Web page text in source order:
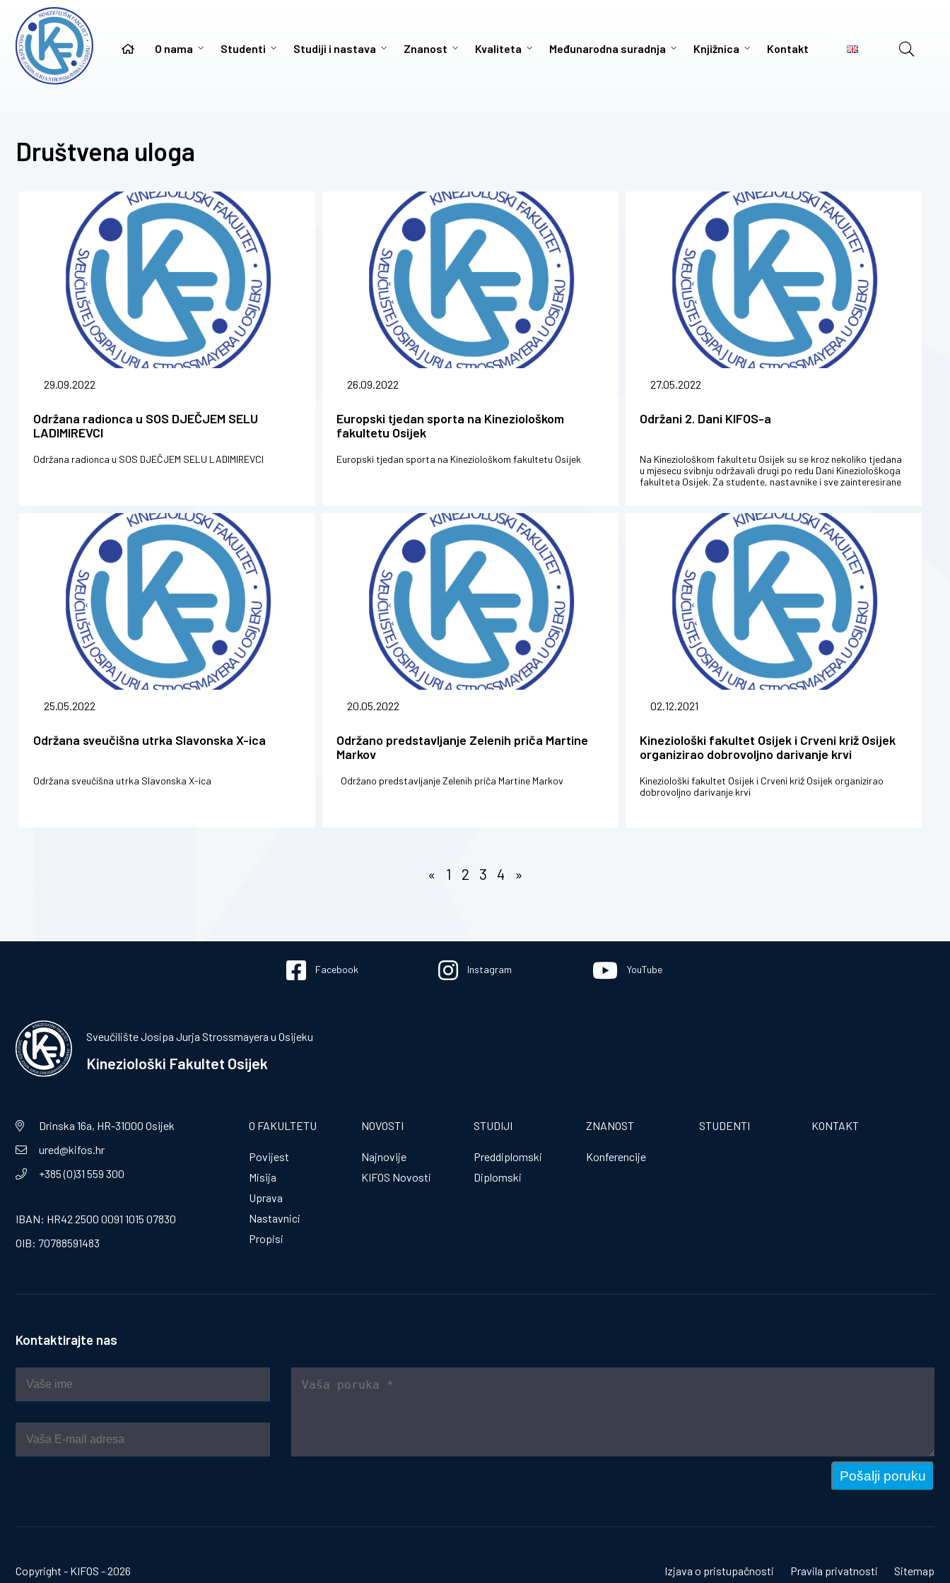
O nama Studenti Studiji i nastava Znanost Kvaliteta Međunarodna suradnja Knjižnica Kontakt
Društvena uloga
29.09.2022
Održana radionca u SOS DJEČJEM SELU
LADIMIREVCI
Održana radionca u SOS DJEČJEM SELU LADIMIREVCI
26.09.2022
Europski tjedan sporta na Kineziološkom
fakultetu Osijek
Europski tjedan sporta na Kineziološkom fakultetu Osijek
27.05.2022
Održani 2. Dani KIFOS-a
Na Kineziološkom fakultetu Osijek su se kroz nekoliko tjedana
u mjesecu svibnju održavali drugi po redu Dani Kineziološkoga
fakulteta Osijek. Za studente, nastavnike i sve zainteresirane
25.05.2022
Održana sveučišna utrka Slavonska X-ica
Održana sveučišna utrka Slavonska X-ica
20.05.2022
Održano predstavljanje Zelenih priča Martine
Markov
Održano predstavljanje Zelenih priča Martine Markov
02.12.2021
Kineziološki fakultet Osijek i Crveni križ Osijek
organizirao dobrovoljno darivanje krvi
Kineziološki fakultet Osijek i Crveni križ Osijek organizirao
dobrovoljno darivanje krvi
« 1 2 3 4 »
Facebook Instagram YouTube
Sveučilište Josipa Jurja Strossmayera u Osijeku
Kineziološki Fakultet Osijek
Drinska 16a, HR-31000 Osijek
ured@kifos.hr
+385 (0)31 559 300
IBAN: HR42 2500 0091 1015 07830
OIB: 70788591483
O FAKULTETU
Povijest
Misija
Uprava
Nastavnici
Propisi
NOVOSTI
Najnovije
KIFOS Novosti
STUDIJI
Preddiplomski
Diplomski
ZNANOST
Konferencije
STUDENTI KONTAKT
Kontaktirajte nas
Pošalji poruku
Copyright - KIFOS - 2026 Izjava o pristupačnosti Pravila privatnosti Sitemap